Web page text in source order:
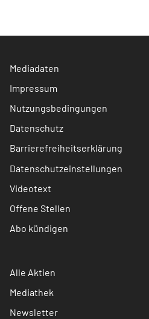
Mediadaten
Impressum
Nutzungsbedingungen
Datenschutz
Barrierefreiheitserklärung
Datenschutzeinstellungen
Videotext
Offene Stellen
Abo kündigen
Alle Aktien
Mediathek
Newsletter